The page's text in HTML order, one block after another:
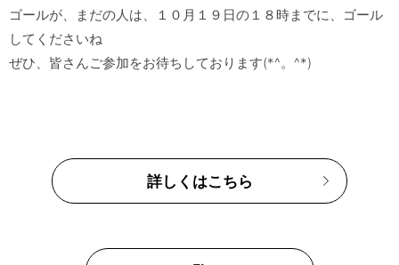
ゴールが、まだの人は、１０月１９日の１８時までに、ゴール
してくださいね
詳しくはこちら